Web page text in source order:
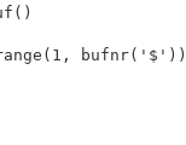
()
( 1 , bufnr( '$'